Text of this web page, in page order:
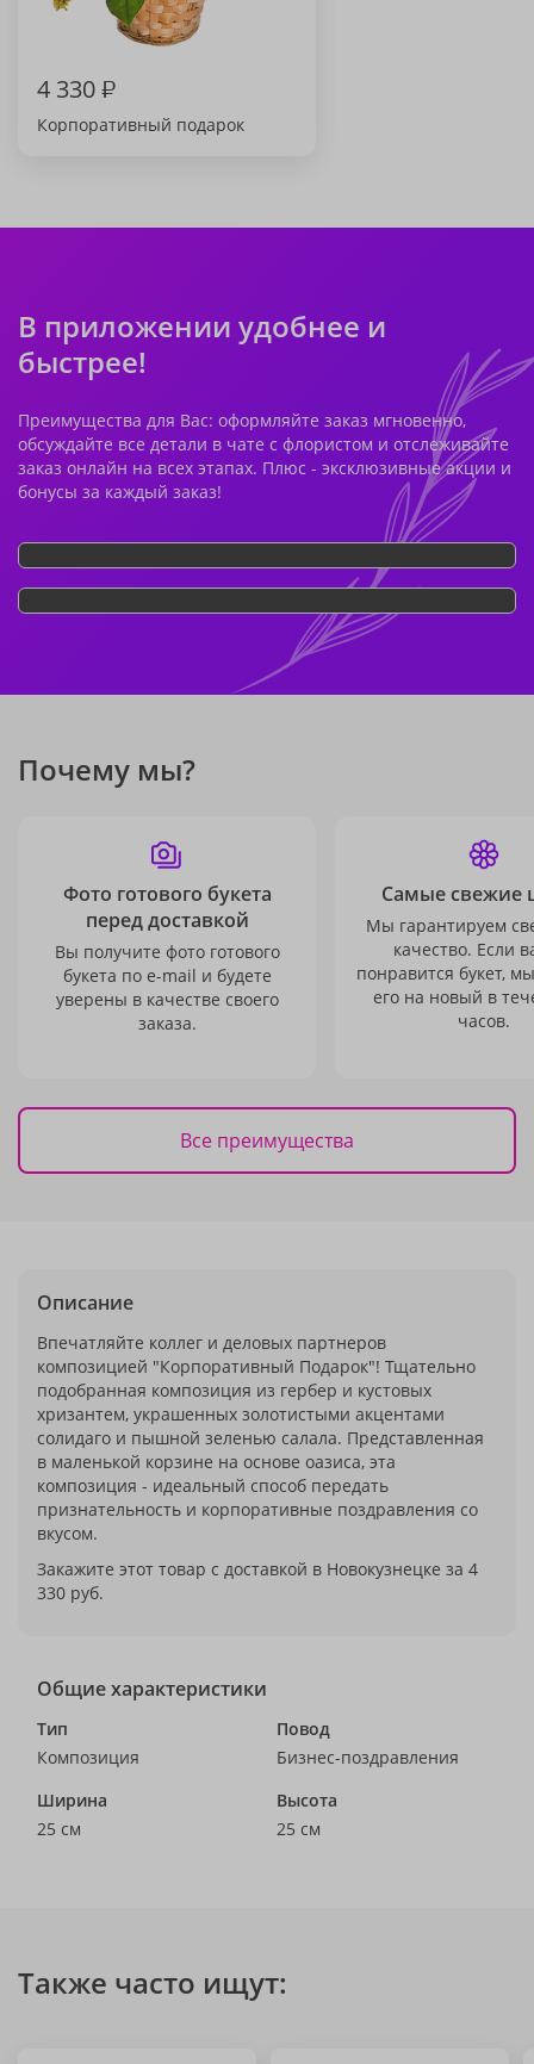
4 330₽
Корпоративный подарок
В приложении удобнее и
быстрее!
Преимущества для Вас: оформляйте заказ мгновенно,
обсуждайте все детали в чате с флористом и отслеживайте
заказ онлайн на всех этапах. Плюс - эксклюзивные акции и
бонусы за каждый заказ!
Почему мы?
Фото готового букета
перед доставкой
Вы получите фото готового
букета по e-mail и будете
уверены в качестве своего
заказа.
Самые свежие
Мы гарантируем
качество. Если
понравится букет,
его на новый в
часов.
Все преимущества
Описание
Впечатляйте коллег и деловых партнеров
композицией "Корпоративный Подарок"! Тщательно
подобранная композиция из гербер и кустовых
хризантем, украшенных золотистыми акцентами
солидаго и пышной зеленью салала. Представленная
в маленькой корзине на основе оазиса, эта
композиция - идеальный способ передать
признательность и корпоративные поздравления со
вкусом.
Закажите этот товар с доставкой в Новокузнецке за 4
330 руб.
Общие характеристики
Тип
Композиция
Повод
Бизнес-поздравления
Ширина
25 см
Высота
25 см
Также часто ищут: